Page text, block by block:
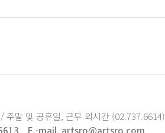
주말 및 공휴일, 근무 외시간 (02.737.6614)
E.-mail. artsro@artsro.com